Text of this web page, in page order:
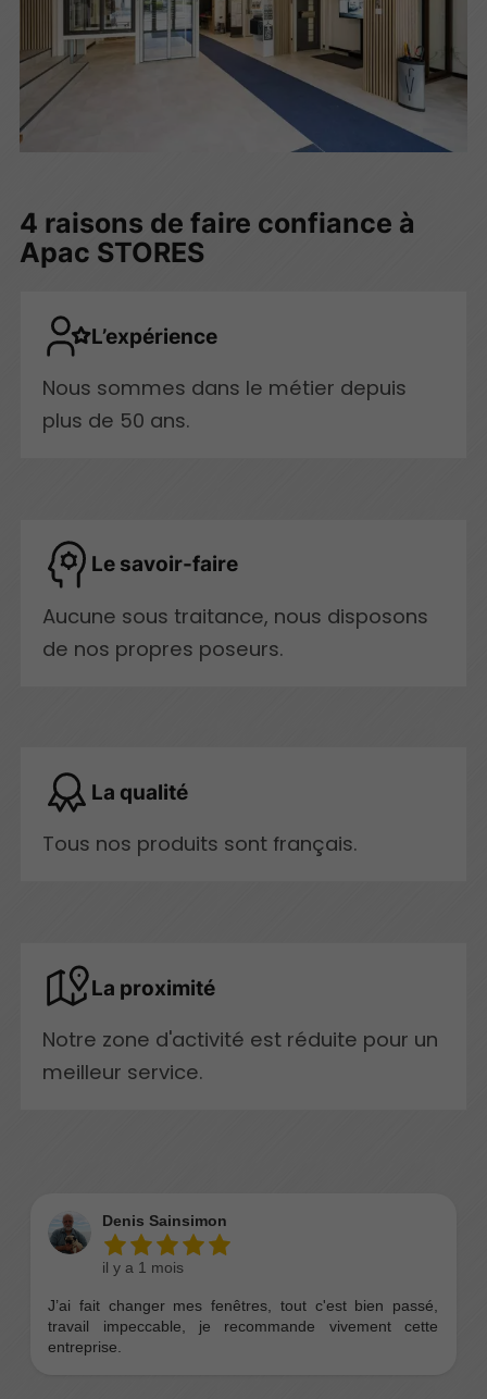
4 raisons de faire confiance à
Apac STORES
L’expérience
Nous sommes dans le métier depuis
plus de 50 ans.
Le savoir-faire
Aucune sous traitance, nous disposons
de nos propres poseurs.
La qualité
Tous nos produits sont français.
La proximité
Notre zone d'activité est réduite pour un
meilleur service.